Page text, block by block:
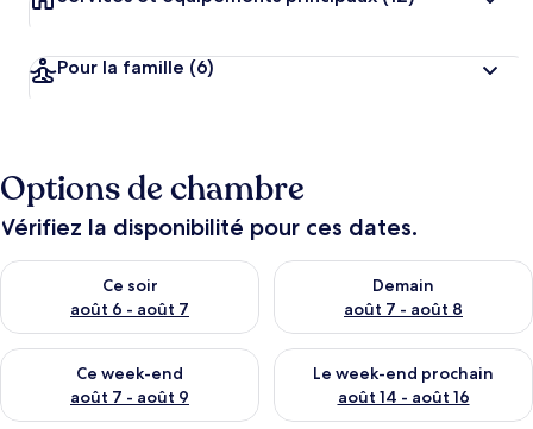
Pour la famille (6)
Options de chambre
Vérifiez la disponibilité pour ces dates.
Ce soir
août 6 - août 7
Vérifier la disponibilité pour ce soir août 6 - août 7
Demain
août 7 - août 8
Vérifier la disponibilité pour
Ce week-end
août 7 - août 9
Vérifier la disponibilité pour ce week-end août 7 - août 9
Le week-end prochain
août 14 - août 16
Vérifier la disponibilité pour